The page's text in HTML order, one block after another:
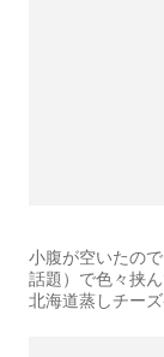
小腹が空いたの
話題）で色々挟
北海道蒸しチー